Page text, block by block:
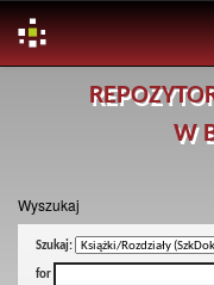
W
Wyszukaj
Szukaj:
for